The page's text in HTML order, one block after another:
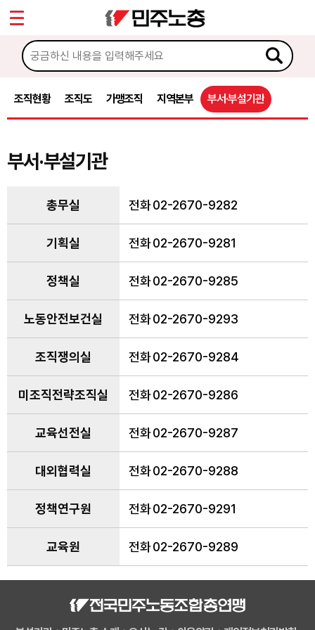
조직현황 조직도 가맹조직 지역본부 부서·부설기관
부서·부설기관
총무실 전화02-2670-9282
기획실 전화02-2670-9281
정책실 전화02-2670-9285
노동안전보건실 전화02-2670-9293
조직쟁의실 전화02-2670-9284
미조직전략조직실 전화02-2670-9286
교육선전실 전화02-2670-9287
대외협력실 전화02-2670-9288
정책연구원 전화02-2670-9291
교육원 전화02-2670-9289
마이페이지
소개
민주노총은
민주노총 로고
조직현황
가맹조직
부서·부설기관
역대 임원
강령
규약
Sketchbook5, 스케치북5
Sketchbook5, 스케치북5